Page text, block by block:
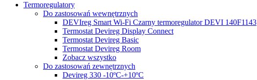
Termoregulatory
Do zastosowań wewnętrznych
DEVIreg Smart Wi-Fi Czarny termoregulator DEVI 140F1143
Termostat Devireg Display Connect
Termostat Devireg Basic
Termostat Devireg Room
Zobacz wszystko
Do zastosowań zewnętrznych
Devireg 330 -10ºC-+10ºC